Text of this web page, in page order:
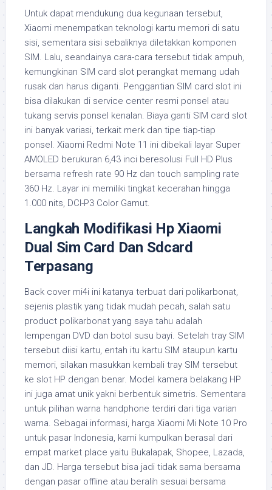
Untuk dapat mendukung dua kegunaan tersebut,
Xiaomi menempatkan teknologi kartu memori di satu
sisi, sementara sisi sebaliknya diletakkan komponen
SIM. Lalu, seandainya cara-cara tersebut tidak ampuh,
kemungkinan SIM card slot perangkat memang udah
rusak dan harus diganti. Penggantian SIM card slot ini
bisa dilakukan di service center resmi ponsel atau
tukang servis ponsel kenalan. Biaya ganti SIM card slot
ini banyak variasi, terkait merk dan tipe tiap-tiap
ponsel. Xiaomi Redmi Note 11 ini dibekali layar Super
AMOLED berukuran 6,43 inci beresolusi Full HD Plus
bersama refresh rate 90 Hz dan touch sampling rate
360 Hz. Layar ini memiliki tingkat kecerahan hingga
1.000 nits, DCI-P3 Color Gamut.
Langkah Modifikasi Hp Xiaomi
Dual Sim Card Dan Sdcard
Terpasang
Back cover mi4i ini katanya terbuat dari polikarbonat,
sejenis plastik yang tidak mudah pecah, salah satu
product polikarbonat yang saya tahu adalah
lempengan DVD dan botol susu bayi. Setelah tray SIM
tersebut diisi kartu, entah itu kartu SIM ataupun kartu
memori, silakan masukkan kembali tray SIM tersebut
ke slot HP dengan benar. Model kamera belakang HP
ini juga amat unik yakni berbentuk simetris. Sementara
untuk pilihan warna handphone terdiri dari tiga varian
warna. Sebagai informasi, harga Xiaomi Mi Note 10 Pro
untuk pasar Indonesia, kami kumpulkan berasal dari
empat market place yaitu Bukalapak, Shopee, Lazada,
dan JD. Harga tersebut bisa jadi tidak sama bersama
dengan pasar offline atau beralih sesuai bersama